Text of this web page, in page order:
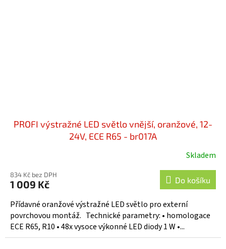
PROFI výstražné LED světlo vnější, oranžové, 12-
24V, ECE R65 - br017A
Skladem
834 Kč bez DPH
1 009 Kč Do košíku
Přídavné oranžové výstražné LED světlo pro externí
povrchovou montáž. Technické parametry: • homologace
ECE R65, R10 • 48x vysoce výkonné LED diody 1 W •...